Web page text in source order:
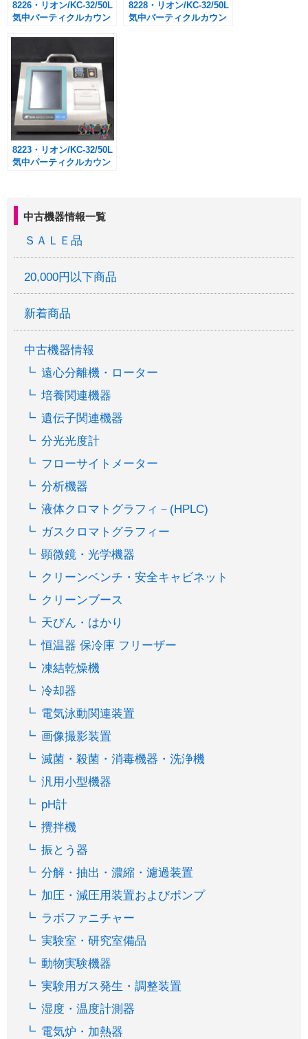
中古機器情報一覧
ＳＡＬＥ品
20,000円以下商品
新着商品
中古機器情報
遠心分離機・ローター
培養関連機器
遺伝子関連機器
分光光度計
フローサイトメーター
分析機器
液体クロマトグラフィ－(HPLC)
ガスクロマトグラフィー
顕微鏡・光学機器
クリーンベンチ・安全キャビネット
クリーンブース
天びん・はかり
恒温器 保冷庫 フリーザー
凍結乾燥機
冷却器
電気泳動関連装置
画像撮影装置
滅菌・殺菌・消毒機器・洗浄機
汎用小型機器
pH計
攪拌機
振とう器
分解・抽出・濃縮・濾過装置
加圧・減圧用装置およびポンプ
ラボファニチャー
実験室・研究室備品
動物実験機器
実験用ガス発生・調整装置
湿度・温度計測器
電気炉・加熱器
8226・リオン/KC-32/50L
気中パーティクルカウン
8228・リオン/KC-32/50L
気中パーティクルカウン
8223・リオン/KC-32/50L
気中パーティクルカウン